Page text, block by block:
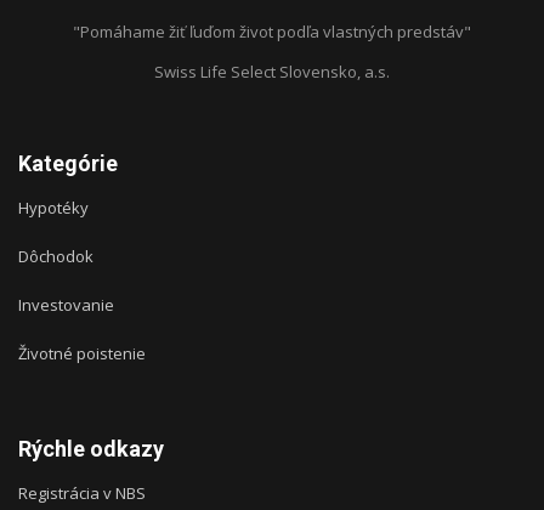
"Pomáhame žiť ľuďom život podľa vlastných predstáv"
Swiss Life Select Slovensko, a.s.
Kategórie
Hypotéky
Dôchodok
Investovanie
Životné poistenie
Rýchle odkazy
Registrácia v NBS